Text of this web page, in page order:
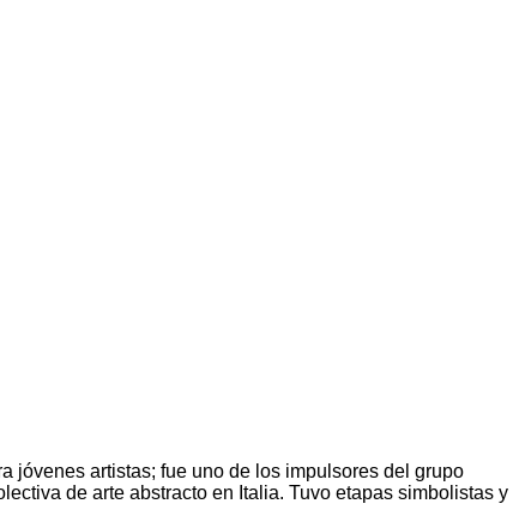
jóvenes artistas; fue uno de los impulsores del grupo
de arte abstracto en Italia. Tuvo etapas simbolistas y